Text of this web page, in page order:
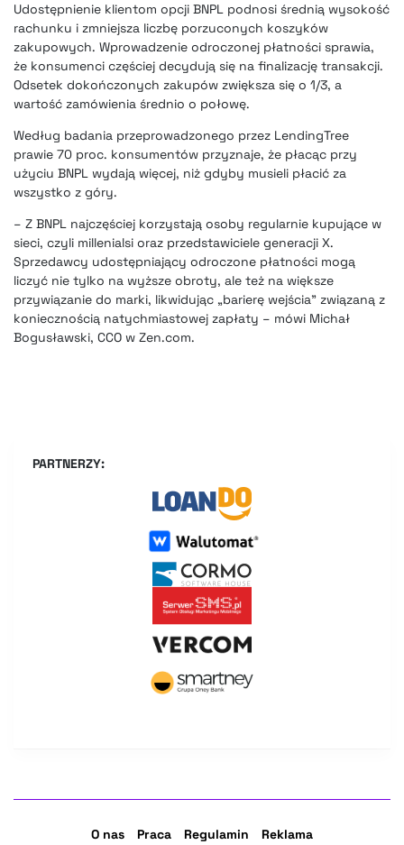
Udostępnienie klientom opcji BNPL podnosi średnią wysokość
rachunku i zmniejsza liczbę porzuconych koszyków
zakupowych. Wprowadzenie odroczonej płatności sprawia,
że konsumenci częściej decydują się na finalizację transakcji.
Odsetek dokończonych zakupów zwiększa się o 1/3, a
wartość zamówienia średnio o połowę.
Według badania przeprowadzonego przez LendingTree
prawie 70 proc. konsumentów przyznaje, że płacąc przy
użyciu BNPL wydają więcej, niż gdyby musieli płacić za
wszystko z góry.
– Z BNPL najczęściej korzystają osoby regularnie kupujące w
sieci, czyli millenialsi oraz przedstawiciele generacji X.
Sprzedawcy udostępniający odroczone płatności mogą
liczyć nie tylko na wyższe obroty, ale też na większe
przywiązanie do marki, likwidując „barierę wejścia” związaną z
koniecznością natychmiastowej zapłaty – mówi Michał
Bogusławski, CCO w Zen.com.
PARTNERZY:
O nas Praca Regulamin Reklama